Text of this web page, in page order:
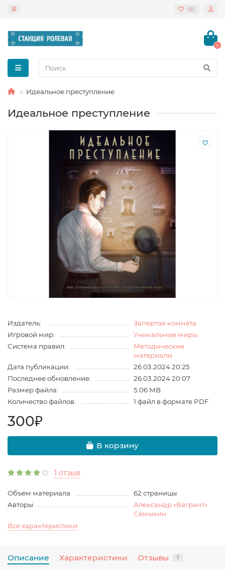
0
0
Идеальное преступление
Идеальное преступление
Издатель:
Запертая комната
Игровой мир:
Уникальные миры
Система правил:
Методические
материалы
Дата публикации:
26.03.2024 20:25
Последнее обновление:
26.03.2024 20:07
Размер файла:
5.06 MB
Количество файлов:
1 файл в формате PDF
300₽
В корзину
1 отзыв
Объём материала
62 страницы
Авторы
Александр «Вагрант»
Семыкин
Все характеристики
Описание Характеристики Отзывы 1